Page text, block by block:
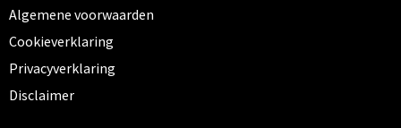
Algemene voorwaarden
Cookieverklaring
Privacyverklaring
Disclaimer